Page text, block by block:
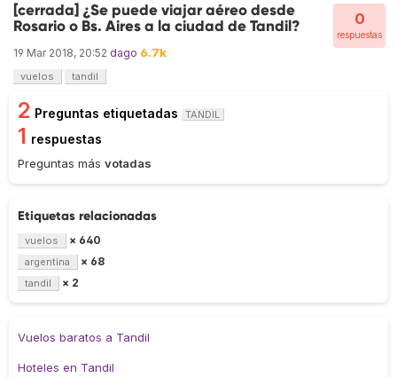
0
respuestas
[cerrada] ¿Se puede viajar aéreo desde
Rosario o Bs. Aires a la ciudad de Tandil?
19 Mar 2018, 20:52 dago 6.7k
vuelos tandil
2 Preguntas etiquetadas TANDIL
1 respuestas
Preguntas más votadas
Etiquetas relacionadas
vuelos × 640
argentina × 68
tandil × 2
Vuelos baratos a Tandil
Hoteles en Tandil